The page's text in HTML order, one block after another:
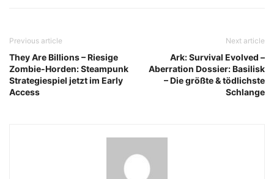
Previous article
They Are Billions – Riesige
Zombie-Horden: Steampunk
Strategiespiel jetzt im Early
Access
Next article
Ark: Survival Evolved –
Aberration Dossier: Basilisk
– Die größte & tödlichste
Schlange